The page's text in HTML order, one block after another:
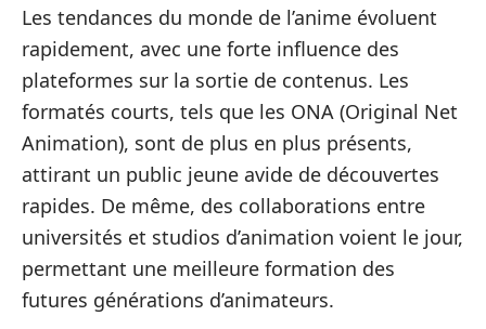
Les tendances du monde de l’anime évoluent
rapidement, avec une forte influence des
plateformes sur la sortie de contenus. Les
formatés courts, tels que les ONA (Original Net
Animation), sont de plus en plus présents,
attirant un public jeune avide de découvertes
rapides. De même, des collaborations entre
universités et studios d’animation voient le jour,
permettant une meilleure formation des
futures générations d’animateurs.